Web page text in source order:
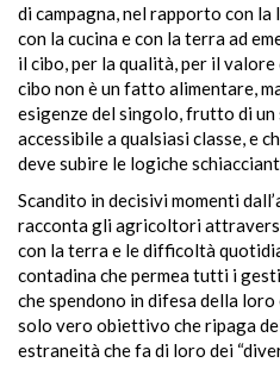
di campagna, nel rapporto con
con la cucina e con la terra ad
il cibo, per la qualità, per il valore
cibo non è un fatto alimentare,
esigenze del singolo, frutto di
accessibile a qualsiasi classe, e
deve subire le logiche
Scandito in decisivi momenti
racconta gli agricoltori
con la terra e le difficoltà
contadina che permea tutti i
che spendono in difesa della
solo vero obiettivo che ripaga
estraneità che fa di loro dei